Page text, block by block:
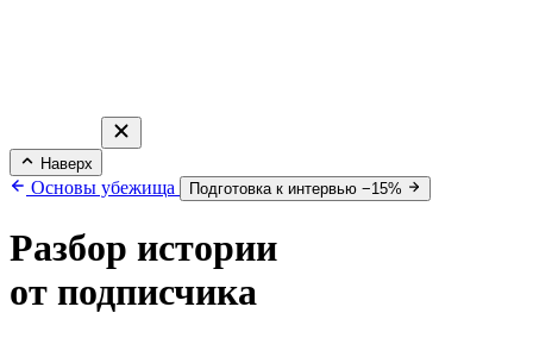
Наверх
Основы убежища Подготовка к интервью −15%
Разбор истории
от подписчика